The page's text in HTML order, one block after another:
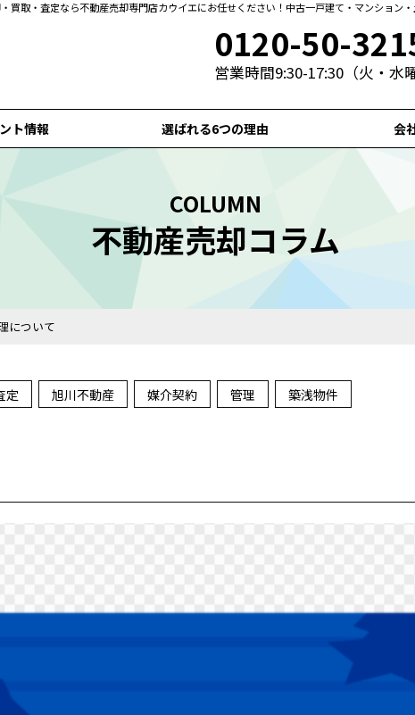
買取・査定なら不動産売却専門店カウイエにお任せください！中古一戸建て・マンション
0120-50-
営業時間9:30-17:30（火・水
ト情報 選ばれる6つの理由 会
について
COLUMN
不動産売却コラム
定 旭川不動産 媒介契約 管理 築浅物件